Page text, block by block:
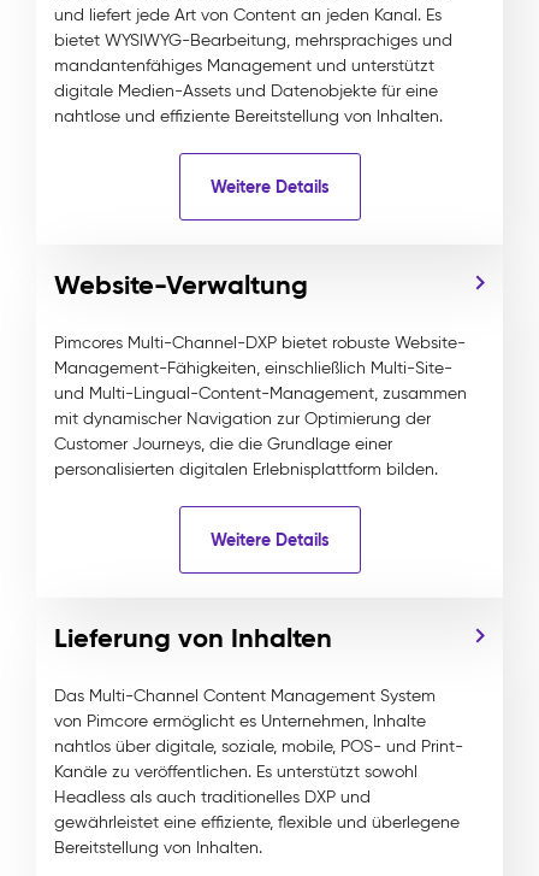
und liefert jede Art von Content an jeden Kanal. Es
bietet WYSIWYG-Bearbeitung, mehrsprachiges und
mandantenfähiges Management und unterstützt
digitale Medien-Assets und Datenobjekte für eine
nahtlose und effiziente Bereitstellung von Inhalten.
Weitere Details
Website-Verwaltung
Pimcores Multi-Channel-DXP bietet robuste Website-
Management-Fähigkeiten, einschließlich Multi-Site-
und Multi-Lingual-Content-Management, zusammen
mit dynamischer Navigation zur Optimierung der
Customer Journeys, die die Grundlage einer
personalisierten digitalen Erlebnisplattform bilden.
Weitere Details
Lieferung von Inhalten
Das Multi-Channel Content Management System
von Pimcore ermöglicht es Unternehmen, Inhalte
nahtlos über digitale, soziale, mobile, POS- und Print-
Kanäle zu veröffentlichen. Es unterstützt sowohl
Headless als auch traditionelles DXP und
gewährleistet eine effiziente, flexible und überlegene
Bereitstellung von Inhalten.